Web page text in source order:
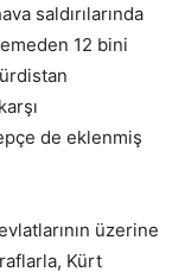
saldırılarında
12 bini
de eklenmiş
üzerine
Kürt